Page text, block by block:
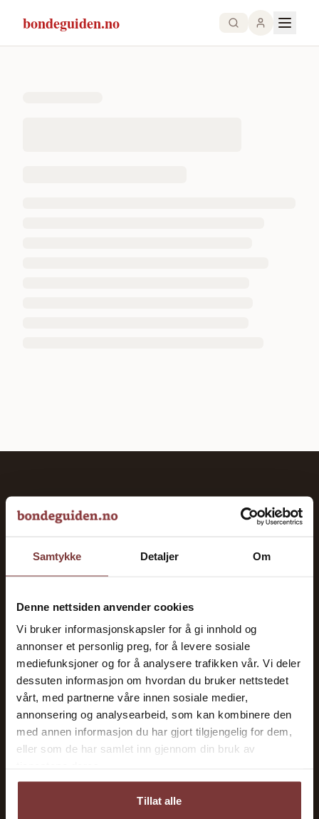
Samtykke Detaljer Om
Denne nettsiden anvender cookies
Vi bruker informasjonskapsler for å gi innhold og
annonser et personlig preg, for å levere sosiale
mediefunksjoner og for å analysere trafikken vår. Vi deler
dessuten informasjon om hvordan du bruker nettstedet
vårt, med partnerne våre innen sosiale medier,
annonsering og analysearbeid, som kan kombinere den
med annen informasjon du har gjort tilgjengelig for dem,
eller som de har samlet inn gjennom din bruk av
Tillat alle
bondeguiden.no
bondeguiden.no
Maskiner og utstyr
Dyrehold
Økonomi og tilskudd
Jordbruk og produksjon
Energi og strøm